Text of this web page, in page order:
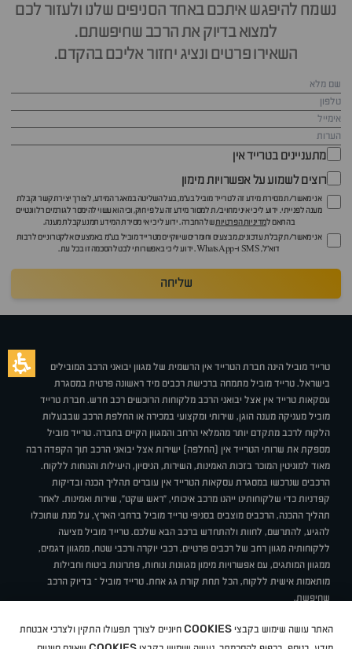
נשמח להיפגש איתכם באחד הסניפים שלנו ולעזור לכם
למצוא בדיוק את הרכב שחיפשתם.
השאירו פרטים ונציג יחזור אליכם בהקדם.
מתעניינים בטרייד אין
רוצים לשמוע על אפשרויות מימון
אני מאשר/ת מסירת מידע זה לטרייד מוביל בע"מ, בעל השליטה במאגר המידע, לצורך יצירת קשר וקבלת
מענה לפנייתי. ידוע לי כי איני מחויב/ת למסור מידע זה על פי חוק, וכי הוא עשוי להימסר לגורמים רלוונטיים
בהתאם למדיניות הפרטיותשל החברה. ידוע לי כי אי מסירת המידע תמנע קבלת מענה.
אני מאשר/ת קבלת עדכונים, מבצעים וחומרים שיווקיים מטרייד מוביל בע"מ באמצעים אלקטרוניים לרבות
דוא״ל, SMS ו-WhatsApp. ידוע לי כי באפשרותי לבטל הסכמה זו בכל עת.
שליחה
טרייד מוביל הינה חברת הטרייד אין הרשמית של מגוון יבואני הרכב המובילים
בישראל. טרייד מוביל מתמחה ברכישת רכבים מיד ראשונה פרטית במסגרת
עסקאות טרייד אין אצל יבואני הרכב מלקוחות הרוכשים רכב חדש. חברת טרייד
מוביל מעניקה מענה הוגן, שירותי ומקצועי במכירה או החלפת הרכב שבבעלות
הלקוח לרכב מתקדם יותר מהמלאי הרחב והמגוון הקיים בחברה. טרייד מוביל
מספקת את שרותי הטרייד אין (החלפה) ישירות אצל יבואני הרכב תוך הקפדה רבה
מאוד למוניטין המוכר בזכות האמינות, השירות, הניסיון, היעילות והנוחות ללקוח.
הרכבים שנרכשו במסגרת עסקאות הטרייד אין עוברים תהליך הכנה ובדיקות
קפדניות כדי שלקוחותינו ייהנו מרכב איכותי, "ראש שקט", שירות ואמינות. לאחר
תהליך ההכנה, הרכבים מוצבים בסניפי טרייד מוביל ברחבי הארץ, על מנת שתוכלו
להגיע, להתרשם, לחוות ולהתחדש ברכב הבא שלכם. טרייד מוביל מציעה
ללקוחותיה מגוון רחב של רכבים פרטיים, רכבי יוקרה ורכבי שטח, ממגוון דגמים,
ממגוון המותגים, עם אפשרויות מימון מגוונות ונוחות, פתרונות ביטוח וחבילות
מותאמות אישית ללקוח, הכל תחת קורת גג אחת. טרייד מוביל – בדיוק הרכב
שחיפשת.
תקנוןBUY BACKמבצעיםמגזין טרייד מובילאיך זה עובד? דרושים
האתר עושה שימוש בקבצי COOKIES חיוניים לצורך תפעולו התקין ולצרכי אבטחת